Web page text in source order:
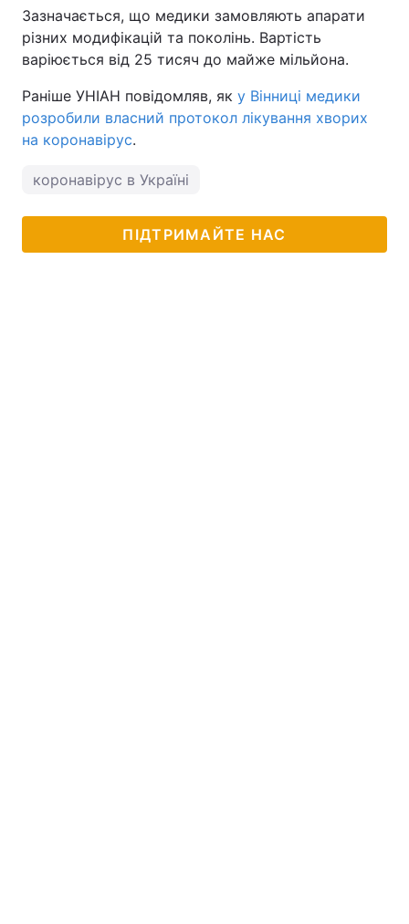
Зазначається, що медики замовляють апарати
різних модифікацій та поколінь. Вартість
варіюється від 25 тисяч до майже мільйона.
Раніше УНІАН повідомляв, як у Вінниці медики
розробили власний протокол лікування хворих
на коронавірус.
коронавірус в Україні
ПІДТРИМАЙТЕ НАС